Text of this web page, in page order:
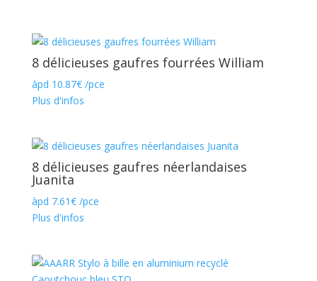
8 délicieuses gaufres fourrées William
àpd 10.87€/pce
Plus d'infos
8 délicieuses gaufres néerlandaises
Juanita
àpd 7.61€/pce
Plus d'infos